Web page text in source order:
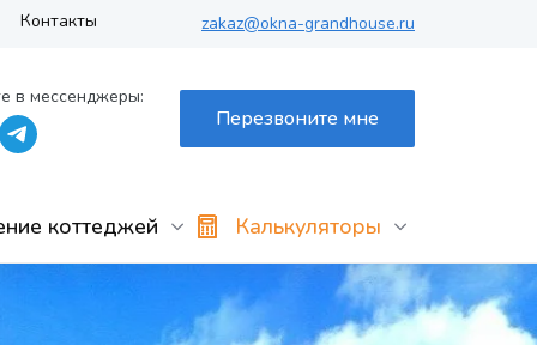
в мессенджеры:
Перезвоните мне
zakaz@okna-grandhouse.ru
коттеджей Калькуляторы
Контакты